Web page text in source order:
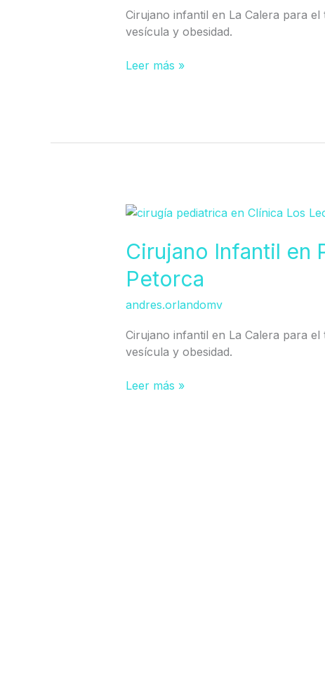
Cirujano infantil en La Calera para
vesícula y obesidad.
y
alrededores
Leer más »
Cirujano Infantil en
Petorca
andres.orlandomv
Cirujano infantil en La Calera para
vesícula y obesidad.
Cirujano
en
Provincia
de
Petorca
Leer más »